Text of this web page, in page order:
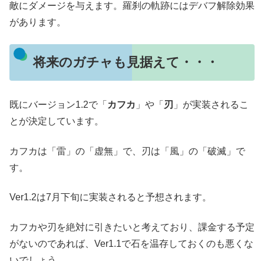
敵にダメージを与えます。羅刹の軌跡にはデバフ解除効果
があります。
将来のガチャも見据えて・・・
既にバージョン1.2で「 カフカ 」や「 刃 」が実装されるこ
とが決定しています。
カフカは「雷」の「虚無」で、刃は「風」の「破滅」で
す。
Ver1.2は7月下旬に実装されると予想されます。
カフカや刃を絶対に引きたいと考えており、課金する予定
がないのであれば、Ver1.1で石を温存しておくのも悪くな